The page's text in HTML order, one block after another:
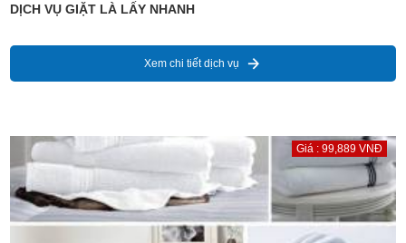
DỊCH VỤ GIẶT LÀ LẤY NHANH
Xem chi tiết dịch vụ
Giá : 99,889 VNĐ